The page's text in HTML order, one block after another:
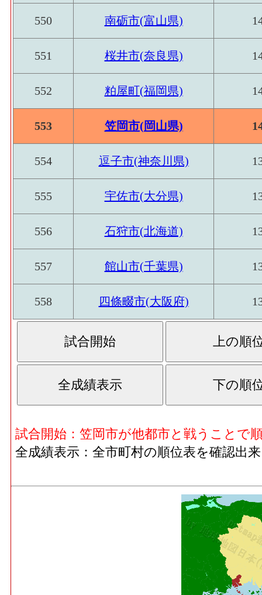
550 南砺市(富山県)
551 桜井市(奈良県)
552 粕屋町(福岡県)
553 笠岡市(岡山県)
554 逗子市(神奈川県)
555 宇佐市(大分県)
556 石狩市(北海道)
557 館山市(千葉県)
558 四條畷市(大阪府)
試合開始：笠岡市が他都市と戦うことで
全成績表示：全市町村の順位表を確認出